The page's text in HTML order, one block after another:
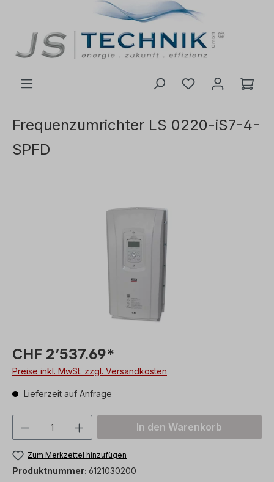
Frequenzumrichter LS 0220-iS7-4-
SPFD
CHF 2’537.69*
Preise inkl. MwSt. zzgl. Versandkosten
Lieferzeit auf Anfrage
Produkt Anzahl: Gib denIn den Warenkorb
Zum Merkzettel hinzufügen
Produktnummer: 6121030200